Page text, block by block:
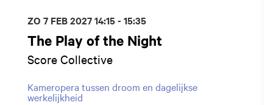
The Play of the Night
Score Collective
Kameropera tussen droom en dagelijkse
werkelijkheid
ZO 7 FEB 202714:15 - 15:35